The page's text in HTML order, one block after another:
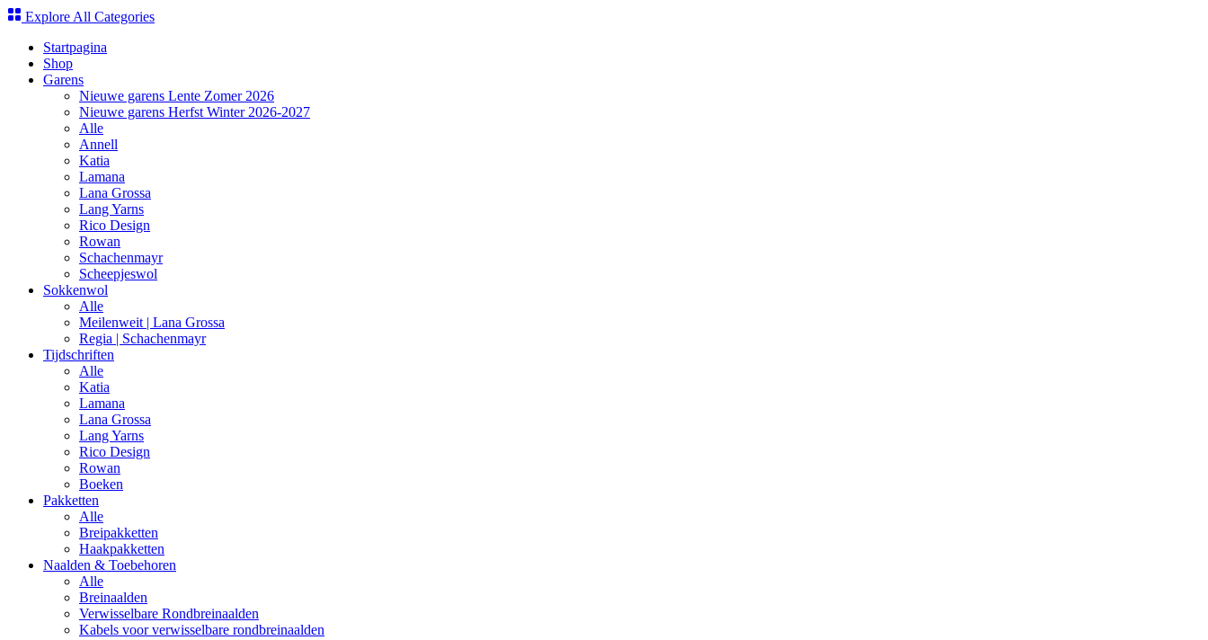
Explore All Categories
Startpagina
Shop
Garens
Nieuwe garens Lente Zomer 2026
Nieuwe garens Herfst Winter 2026-2027
Alle
Annell
Katia
Lamana
Lana Grossa
Lang Yarns
Rico Design
Rowan
Schachenmayr
Scheepjeswol
Sokkenwol
Alle
Meilenweit | Lana Grossa
Regia | Schachenmayr
Tijdschriften
Alle
Katia
Lamana
Lana Grossa
Lang Yarns
Rico Design
Rowan
Boeken
Pakketten
Alle
Breipakketten
Haakpakketten
Naalden & Toebehoren
Alle
Breinaalden
Verwisselbare Rondbreinaalden
Kabels voor verwisselbare rondbreinaalden